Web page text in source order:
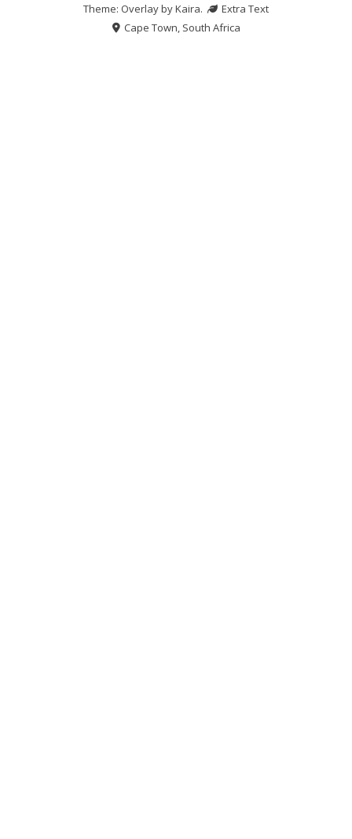
Theme: Overlay byKaira.
Extra Text
Cape Town, South Africa